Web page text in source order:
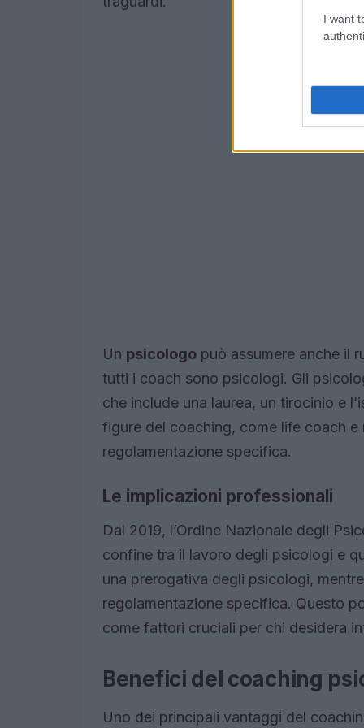
I want
Un psicologo può assumere anche il
tutti i coach sono psicologi. Gli
che include una laurea, un tirocinio e
figure del coaching, come life coach
regolamentazione specifica.
Le implicazioni professionali
Dal 2019, l’Ordine Nazionale degli
confine tra il lavoro degli psicologi e
una prerogativa degli psicologi,
regolamentazione specifica. Questo
come fattori cruciali per chi desidera
Benefici del coaching
Uno dei principali vantaggi del